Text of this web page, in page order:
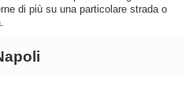
di più su una particolare strada o